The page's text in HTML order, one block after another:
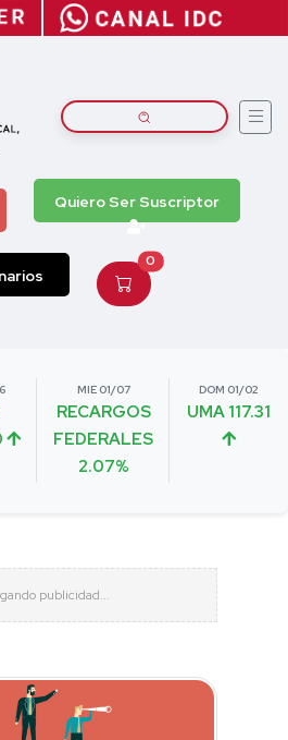
Quiero Ser Suscriptor
0
MIE 01/07
RECARGOS
FEDERALES
2.07%
DOM 01/02
UMA 117.31